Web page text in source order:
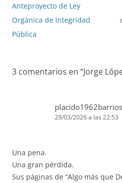
de
entradas
Anteproyecto de Ley
Orgánica de Integridad
Pública
3 comentarios en “Jorge
placido1962barrios
29/03/2026 a las 22:53
Una pena.
Una gran pérdida.
Sus páginas de “Algo más que